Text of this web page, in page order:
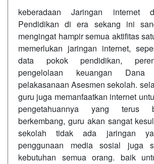
keberadaan Jaringan internet
Pendidikan di era sekang ini
mengingat hampir semua aktifitas
memerlukan jaringan internet,
data pokok pendidikan,
pengelolaan keuangan
pelakasanaan Asesmen sekolah.
guru juga memanfaatkan internet
pengetahuannya yang terus
berkembang, guru akan sangat
sekolah tidak ada jaringan
penggunaan media sosial juga
kebutuhan semua orang. baik